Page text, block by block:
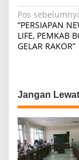
Navigasi
pos
Pos
“PERSIAPAN
LIFE, PEMKAB
GELAR RAKOR”
Jangan